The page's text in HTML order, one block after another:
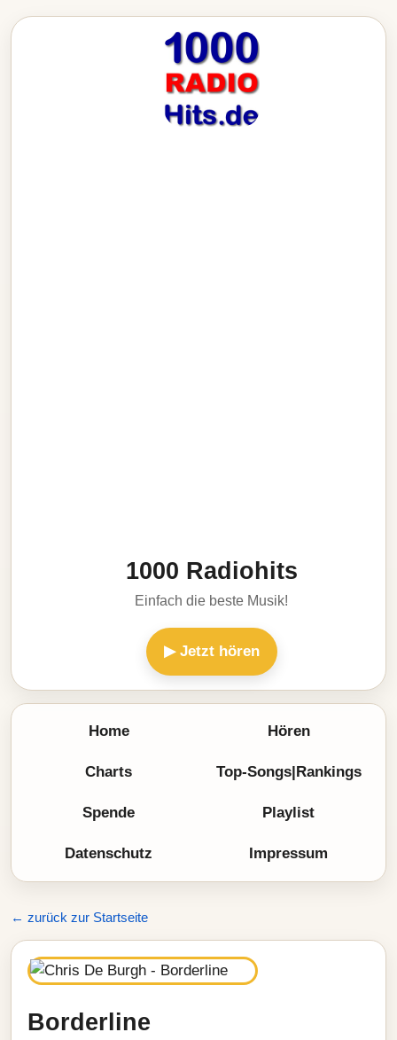
1000 Radiohits
Einfach die beste Musik!
▶ Jetzt hören
Home Hören
Charts Top-Songs|Rankings
Spende Playlist
Datenschutz Impressum
← zurück zur Startseite
Borderline